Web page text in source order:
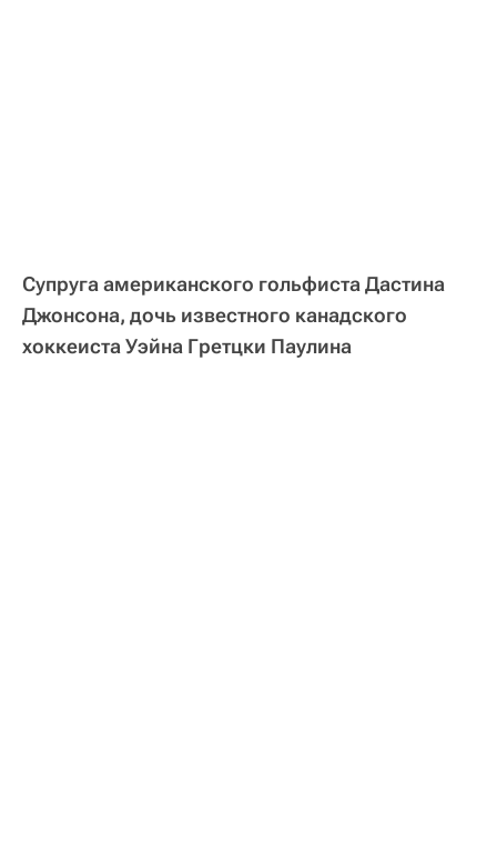
Супруга американского гольфиста Дастина
Джонсона, дочь известного канадского
хоккеиста Уэйна Гретцки Паулина